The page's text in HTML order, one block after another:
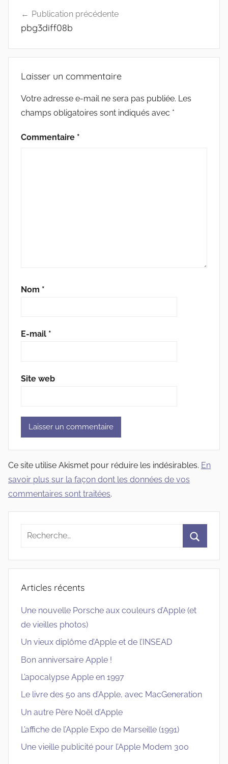
de
Publication précédente
pbg3diff08b
Laisser un commentaire
Votre adresse e-mail ne sera pas publiée. Les
champs obligatoires sont indiqués avec *
Commentaire *
Nom *
E-mail *
Site web
Ce site utilise Akismet pour réduire les indésirables. En
savoir plus sur la façon dont les données de vos
commentaires sont traitées.
Recherche
:
Articles récents
Une nouvelle Porsche aux couleurs d’Apple (et
de vieilles photos)
Un vieux diplôme d’Apple et de l’INSEAD
Bon anniversaire Apple !
L’apocalypse Apple en 1997
Le livre des 50 ans d’Apple, avec MacGeneration
Un autre Père Noël d’Apple
L’affiche de l’Apple Expo de Marseille (1991)
Une vieille publicité pour l’Apple Modem 300